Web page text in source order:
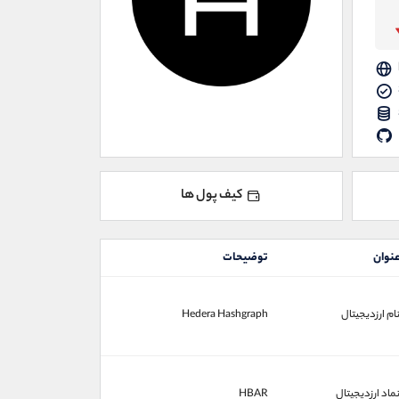
کیف پول ها
توضیحات
ارزدیجیتال Hedera Hashgraph
ارزدیجیتال HBAR